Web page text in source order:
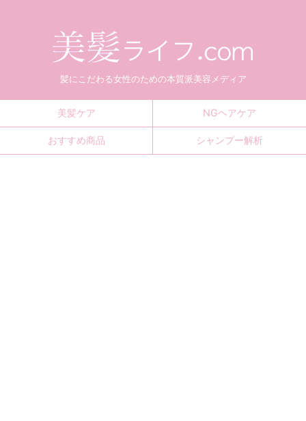
髪にこだわる女性のための本質派美容メディア
美髪ケア NGヘアケア
おすすめ商品 シャンプー解析